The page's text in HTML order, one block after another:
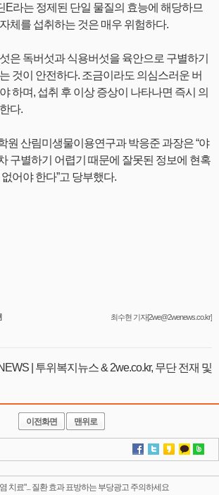
E라는 정제된 단일 물질의 효능에 해당하므
체를 섭취하는 것은 매우 위험하다.
은 독버섯과 식용버섯을 육안으로 구별하기
것이 안전하다. 조금이라도 의심스러운 버
하며, 섭취 후 이상 증상이 나타나면 즉시 의
다.
원 산림미생물이용연구과 박응준 과장은 “야
구별하기 어렵기 때문에 잘못된 정보에 현혹
어야 한다”고 당부했다.
최수현 기자[2we@2wenews.co.kr]
| 투위복지뉴스 & 2we.co.kr, 무단 전재 및
이전화면 맨위로
치료"... 질환 효과 표방하는 부당광고 주의하세요